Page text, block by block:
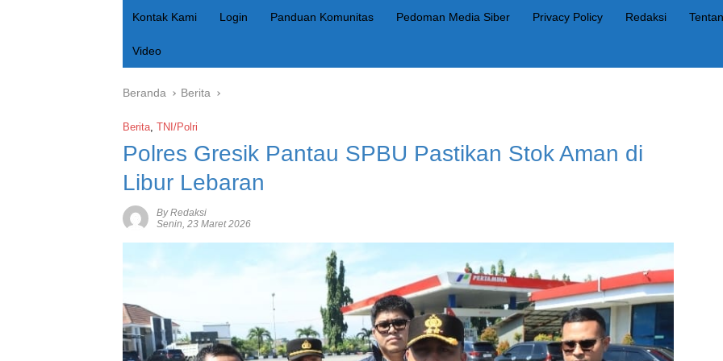
Kontak Kami Login Panduan Komunitas Pedoman Media Siber Privacy Policy Redaksi
Video
Beranda Berita
Berita, TNI/Polri
Polres Gresik Pantau SPBU Pastikan Stok Aman di
Libur Lebaran
By Redaksi
Senin, 23 Maret 2026